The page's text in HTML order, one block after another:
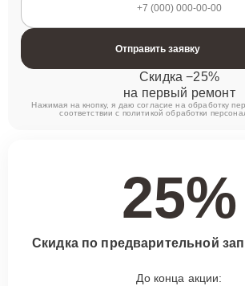
Отправить заявку
Скидка −25%
на первый ремонт
Нажимая на кнопку, я даю согласие на обработку
соответствии с политикой обработки
25%
Скидка по предварительной
До конца акции: